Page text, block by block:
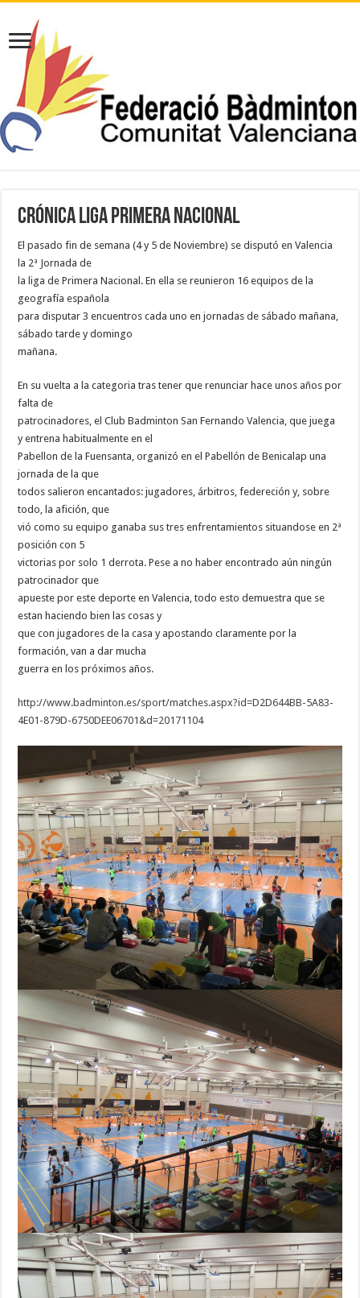
CRÓNICA LIGA PRIMERA NACIONAL
El pasado fin de semana (4 y 5 de Noviembre) se disputó en Valencia
la 2ª Jornada de
la liga de Primera Nacional. En ella se reunieron 16 equipos de la
geografía española
para disputar 3 encuentros cada uno en jornadas de sábado mañana,
sábado tarde y domingo
mañana.
En su vuelta a la categoria tras tener que renunciar hace unos años por
falta de
patrocinadores, el Club Badminton San Fernando Valencia, que juega
y entrena habitualmente en el
Pabellon de la Fuensanta, organizó en el Pabellón de Benicalap una
jornada de la que
todos salieron encantados: jugadores, árbitros, federeción y, sobre
todo, la afición, que
vió como su equipo ganaba sus tres enfrentamientos situandose en 2ª
posición con 5
victorias por solo 1 derrota. Pese a no haber encontrado aún ningún
patrocinador que
apueste por este deporte en Valencia, todo esto demuestra que se
estan haciendo bien las cosas y
que con jugadores de la casa y apostando claramente por la
formación, van a dar mucha
guerra en los próximos años.
http://www.badminton.es/sport/matches.aspx?id=D2D644BB-5A83-
4E01-879D-6750DEE06701&d=20171104